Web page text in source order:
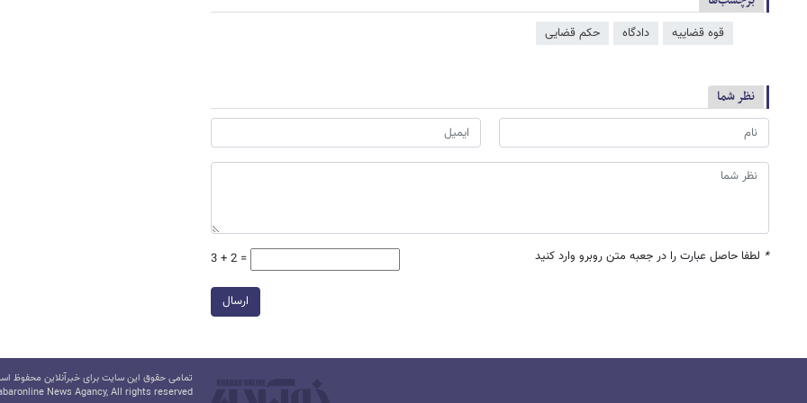
قوه قضاییه دادگاه حکم قضایی
نظر شما
* لطفا حاصل عبارت را در جعبه متن روبرو وارد کنید 3 + 2 =
ارسال
تمامی حقوق این سایت برای خبرآنلاین محفوظ
News Agancy, All rights reserved